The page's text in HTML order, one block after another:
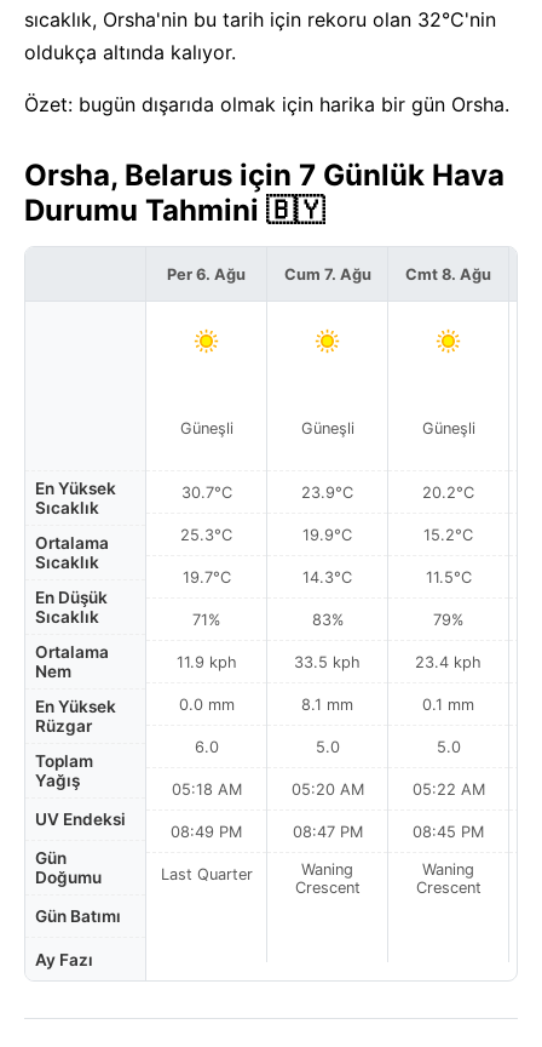
sıcaklık, Orsha'nin bu tarih için rekoru olan 32°C'nin
oldukça altında kalıyor.
Özet: bugün dışarıda olmak için harika bir gün Orsha.
Orsha, Belarus için 7 Günlük Hava
Durumu Tahmini 🇧🇾
En Yüksek
Sıcaklık
Ortalama
Sıcaklık
En Düşük
Sıcaklık
Ortalama
Nem
En Yüksek
Rüzgar
Toplam
Yağış
UV Endeksi
Gün
Doğumu
Gün Batımı
Ay Fazı
Per 6. Ağu
Güneşli
30.7°C
25.3°C
19.7°C
71%
11.9 kph
0.0 mm
6.0
05:18 AM
08:49 PM
Last Quarter
Cum 7. Ağu
Güneşli
23.9°C
19.9°C
14.3°C
83%
33.5 kph
8.1 mm
5.0
05:20 AM
08:47 PM
Waning
Crescent
Cmt 8. Ağu
Güneşli
20.2°C
15.2°C
11.5°C
79%
23.4 kph
0.1 mm
5.0
05:22 AM
08:45 PM
Waning
Crescent